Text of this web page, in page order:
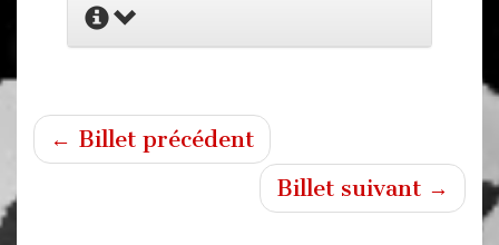
← Billet précédent
Billet suivant →